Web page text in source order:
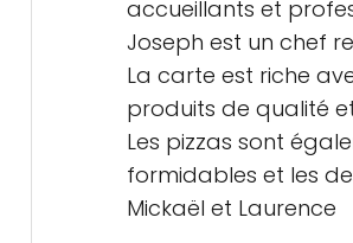
accueillants et
Joseph est un chef
La carte est riche
produits de qualité
Les pizzas sont
formidables et les
Mickaël et Laurence